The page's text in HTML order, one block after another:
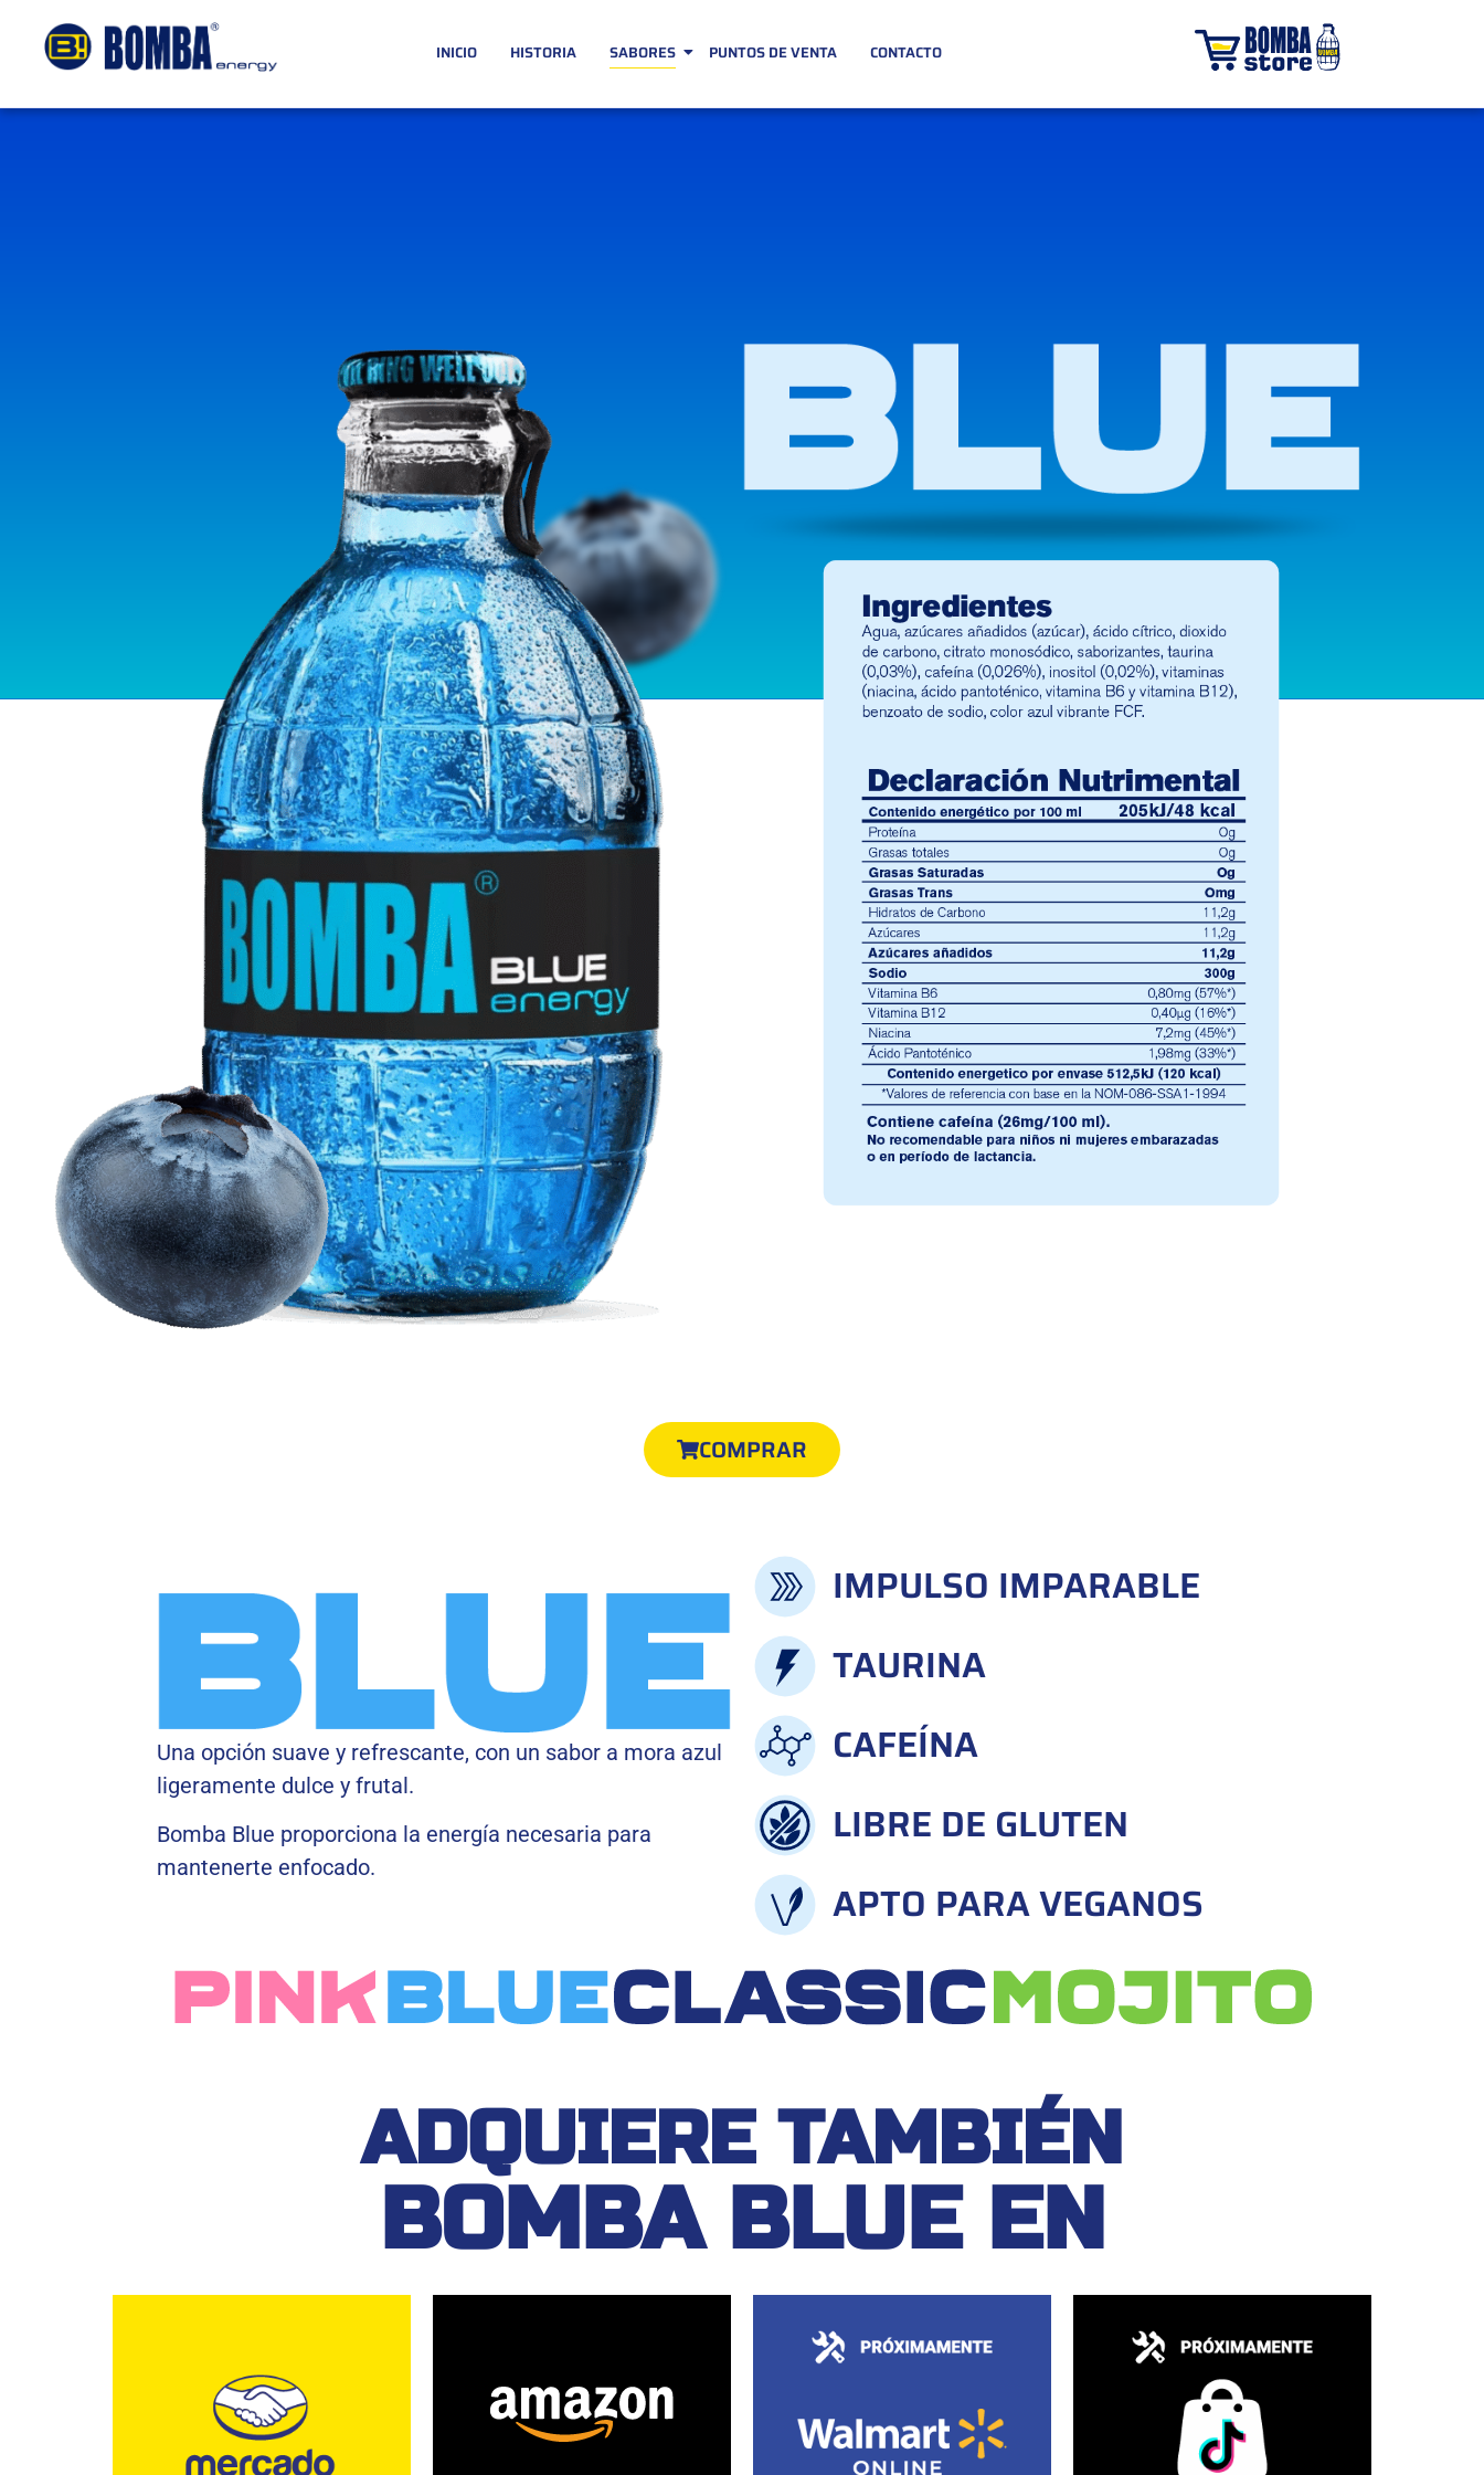
INICIO HISTORIA SABORES PUNTOS DE VENTA CONTACTO
COMPRAR
Una opción suave y refrescante, con un sabor a mora azul
ligeramente dulce y frutal.
Bomba Blue proporciona la energía necesaria para
mantenerte enfocado.
IMPULSO IMPARABLE
TAURINA
CAFEÍNA
LIBRE DE GLUTEN
APTO PARA VEGANOS
ADQUIERE TAMBIÉN
BOMBA BLUE EN